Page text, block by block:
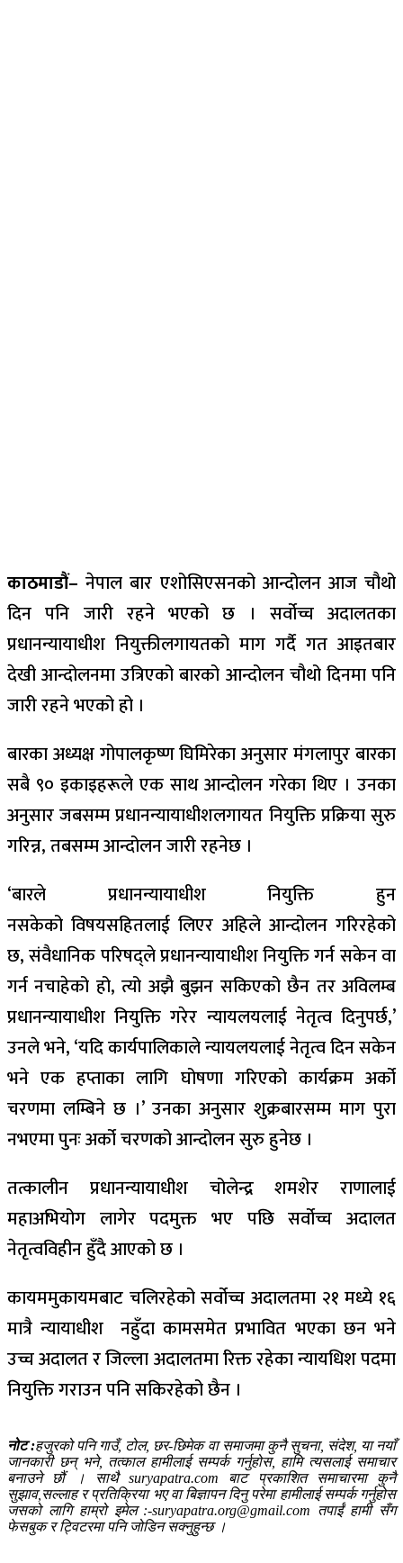
काठमाडौं– नेपाल बार एशोसिएसनको आन्दोलन आज चौथो
दिन पनि जारी रहने भएको छ । सर्वोच्च अदालतका
प्रधानन्यायाधीश नियुक्तीलगायतको माग गर्दै गत आइतबार
देखी आन्दोलनमा उत्रिएको बारको आन्दोलन चौथो दिनमा पनि
जारी रहने भएको हो ।
बारका अध्यक्ष गोपालकृष्ण घिमिरेका अनुसार मंगलापुर बारका
सबै ९० इकाइहरूले एक साथ आन्दोलन गरेका थिए । उनका
अनुसार जबसम्म प्रधानन्यायाधीशलगायत नियुक्ति प्रक्रिया सुरु
गरिन्न, तबसम्म आन्दोलन जारी रहनेछ ।
‘बारले प्रधानन्यायाधीश नियुक्ति हुन
नसकेकोविषयसहितलाई लिएर अहिले आन्दोलन गरिरहेको
छ, संवैधानिक परिषद्ले प्रधानन्यायाधीश नियुक्ति गर्न सकेन वा
गर्न नचाहेको हो, त्यो अझैबुझन सकिएको छैन तर अविलम्ब
प्रधानन्यायाधीश नियुक्ति गरेर न्यायलयलाई नेतृत्व दिनुपर्छ,’
उनले भने, ‘यदि कार्यपालिकाले न्यायलयलाई नेतृत्व दिन सकेन
भने एक हप्ताका लागि घोषणा गरिएको कार्यक्रम अर्को
चरणमा लम्बिने छ ।’ उनका अनुसार शुक्रबारसम्म माग पुरा
नभएमा पुनः अर्को चरणको आन्दोलन सुरु हुनेछ ।
तत्कालीन प्रधानन्यायाधीश चोलेन्द्र शमशेर राणालाई
महाअभियोग लागेर पदमुक्त भए पछि सर्वोच्च अदालत
नेतृत्वविहीन हुँदै आएको छ ।
कायममुकायमबाट चलिरहेको सर्वोच्च अदालतमा २१ मध्ये १६
मात्रै न्यायाधीश नहुँदा कामसमेत प्रभावित भएका छन भने
उच्च अदालत र जिल्ला अदालतमा रिक्त रहेका न्यायधिश पदमा
नियुक्ति गराउन पनि सकिरहेको छैन ।
नोट :हजुरको पनि गाउँ, टोल, छर-छिमेक वा समाजमा कुनै सुचना, संदेश, या नयाँ
जानकारी छन् भने, तत्काल हामीलाई सम्पर्क गर्नुहोस, हामि त्यसलाई समाचार
बनाउने छौं । साथै suryapatra.com बाट प्रकाशित समाचारमा कुनै
सुझाव,सल्लाह र प्रतिक्रिया भए वा बिज्ञापन दिनु परेमा हामीलाई सम्पर्क गर्नुहोस
जसको लागि हाम्रो इमेल :-suryapatra.org@gmail.com तपाईं हामी सँग
फेसबुक र ट्विटरमा पनि जोडिन सक्नुहुन्छ ।